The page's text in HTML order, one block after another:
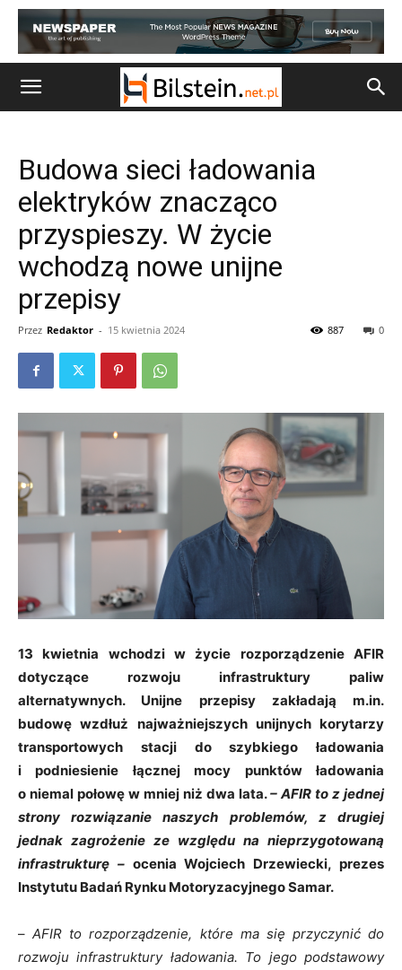
Budowa sieci ładowania
elektryków znacząco
przyspieszy. W życie
wchodzą nowe unijne
przepisy
Przez Redaktor - 15 kwietnia 2024 0
887
13 kwietnia wchodzi w życie rozporządzenie AFIR
dotyczące rozwoju infrastruktury paliw
alternatywnych. Unijne przepisy zakładają m.in.
budowę wzdłuż najważniejszych unijnych korytarzy
transportowych stacji do szybkiego ładowania
i podniesienie łącznej mocy punktów ładowania
o niemal połowę w mniej niż dwa lata.– AFIR to z jednej
strony rozwiązanie naszych problemów, z drugiej
jednak zagrożenie ze względu na nieprzygotowaną
infrastrukturę – ocenia Wojciech Drzewiecki, prezes
Instytutu Badań Rynku Motoryzacyjnego Samar.
– AFIR to rozporządzenie, które ma się przyczynić do
rozwoju infrastruktury ładowania. To jego podstawowy